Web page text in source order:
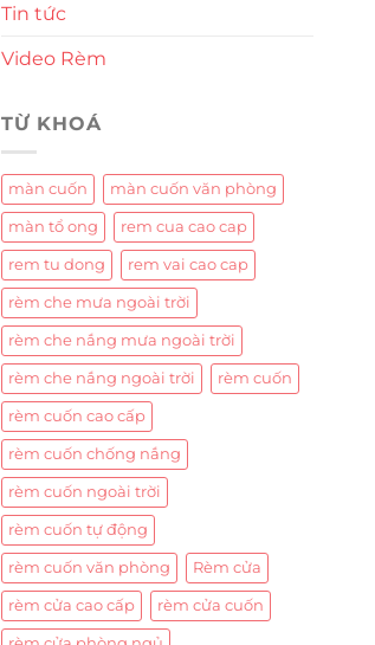
Tin tức
Video Rèm
TỪ KHOÁ
màn cuốn màn cuốn văn phòng
màn tổ ong rem cua cao cap
rem tu dong rem vai cao cap
rèm che mưa ngoài trời
rèm che nắng mưa ngoài trời
rèm che nắng ngoài trời rèm cuốn
rèm cuốn cao cấp
rèm cuốn chống nắng
rèm cuốn ngoài trời
rèm cuốn tự động
rèm cuốn văn phòng Rèm cửa
rèm cửa cao cấp rèm cửa cuốn